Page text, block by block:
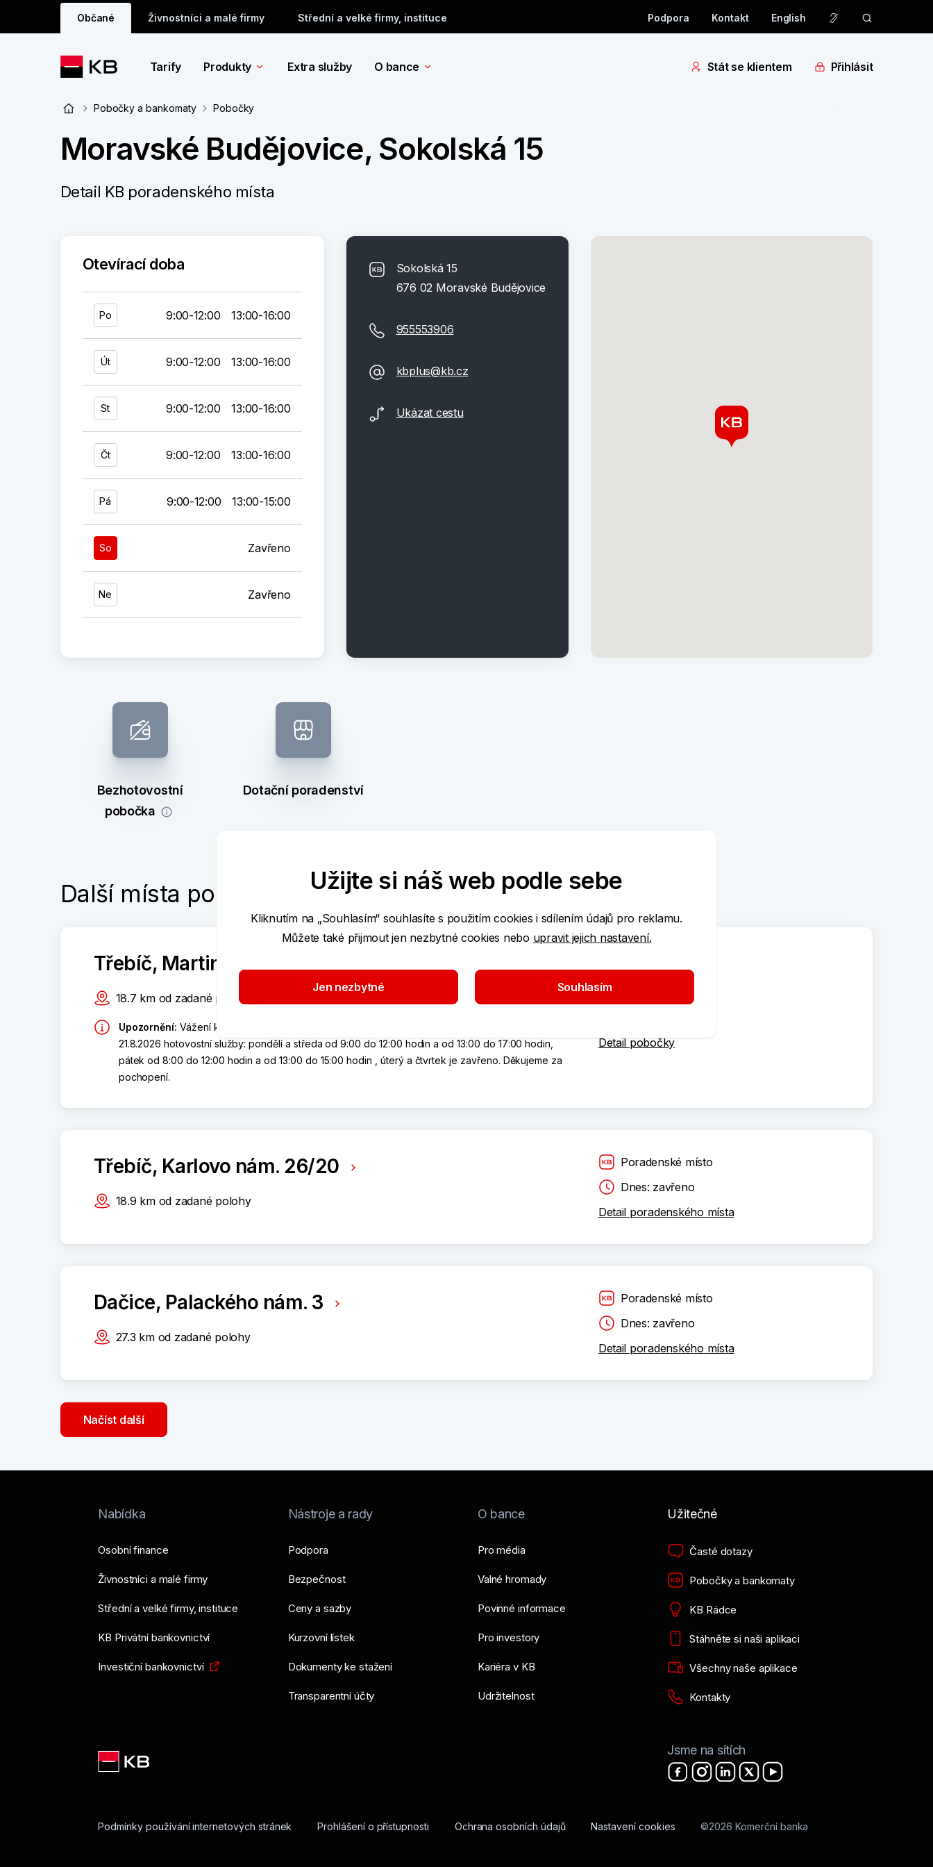
Občané Živnostníci a malé firmy Střední a velké firmy, instituce Podpora Kontakt English
Tarify Produkty Extra služby O bance Stát se klientem Přihlásit
Pobočky a bankomaty Pobočky
Moravské Budějovice, Sokolská 15
Detail KB poradenského místa
Otevírací doba
Po 9:00-12:00 13:00-16:00
Út 9:00-12:00 13:00-16:00
St 9:00-12:00 13:00-16:00
Čt 9:00-12:00 13:00-16:00
Pá 9:00-12:00 13:00-15:00
So Zavřeno
Ne Zavřeno
Sokolská 15
676 02 Moravské Budějovice
955553906
kbplus@kb.cz
Ukázat cestu
Bezhotovostní
pobočka
Dotační poradenství
Další místa poblíž
Třebíč, Martinské nám. 143/8
18.7 km od zadané polohy
Upozornění: Vážení klienti, z provozních důvodů poskytuje pobočka v období od 10.8.2026 do
21.8.2026 hotovostní služby: pondělí a středa od 9:00 do 12:00 hodin a od 13:00 do 17:00 hodin,
pátek od 8:00 do 12:00 hodin a od 13:00 do 15:00 hodin , úterý a čtvrtek je zavřeno. Děkujeme za
pochopení.
Detail pobočky
Třebíč, Karlovo nám. 26/20
18.9 km od zadané polohy
Poradenské místo
Dnes: zavřeno
Detail poradenského místa
Dačice, Palackého nám. 3
27.3 km od zadané polohy
Poradenské místo
Dnes: zavřeno
Detail poradenského místa
Načíst další
Nabídka
Osobní finance
Živnostníci a malé firmy
Střední a velké firmy, instituce
KB Privátní bankovnictví
Investiční bankovnictví
Nástroje a rady
Podpora
Bezpečnost
Ceny a sazby
Kurzovní lístek
Dokumenty ke stažení
Transparentní účty
O bance
Pro média
Valné hromady
Povinné informace
Pro investory
Kariéra v KB
Udržitelnost
Užitečné
Časté dotazy
Pobočky a bankomaty
KB Rádce
Stáhněte si naši aplikaci
Všechny naše aplikace
Kontakty
Jsme na sítích
Podmínky používání internetových stránek Prohlášení o přístupnosti Ochrana osobních údajů Nastavení cookies ©2026 Komerční banka
Užijte si náš web podle sebe
Kliknutím na „Souhlasím“ souhlasíte s použitím cookies i sdílením údajů pro reklamu.
Můžete také přijmout jen nezbytné cookies nebo upravit jejich nastavení.
Jen nezbytné Souhlasím